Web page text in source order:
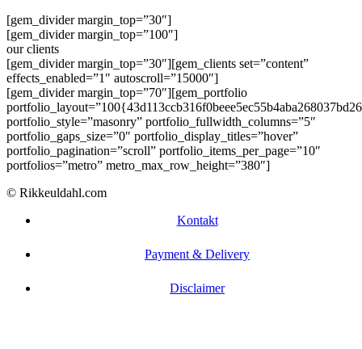
[gem_divider margin_top=”30″]
[gem_divider margin_top=”100″]
our clients
[gem_divider margin_top=”30″][gem_clients set=”content”
effects_enabled=”1″ autoscroll=”15000″]
[gem_divider margin_top=”70″][gem_portfolio
portfolio_style=”masonry” portfolio_fullwidth_columns=”5″
portfolio_gaps_size=”0″ portfolio_display_titles=”hover”
portfolio_pagination=”scroll” portfolio_items_per_page=”10″
portfolios=”metro” metro_max_row_height=”380″]
© Rikkeuldahl.com
Kontakt
Payment & Delivery
Disclaimer